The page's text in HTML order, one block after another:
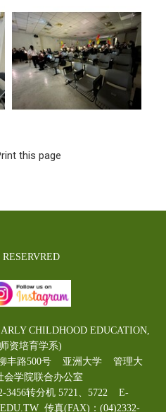
this page
CHILDHOOD EDUCATION,
资培育学系)
柳丰路500号 亚洲大学 管理大
学院联合办公室
3456转分机 5721、5722 E-
传真(FAX)：(04)2332-